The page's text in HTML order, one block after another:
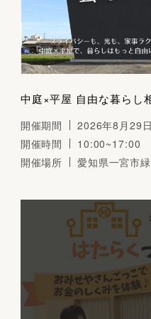
中庭×平屋 自由な暮らし
開催期間
2026年8月29
開催時間
10:00~17:00
開催場所
愛知県一宮市